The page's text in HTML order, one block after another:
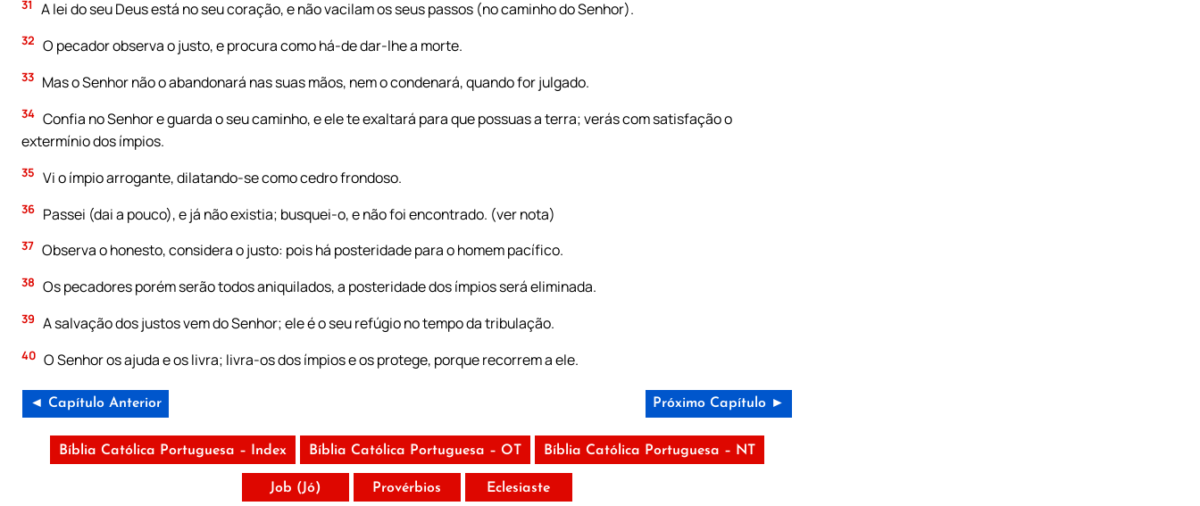
31 A lei do seu Deus está no seu coração, e não vacilam os seus passos (no caminho do Senhor).
32 O pecador observa o justo, e procura como há-de dar-lhe a morte.
33 Mas o Senhor não o abandonará nas suas mãos, nem o condenará, quando for julgado.
34 Confia no Senhor e guarda o seu caminho, e ele te exaltará para que possuas a terra; verás com satisfação o
extermínio dos ímpios.
35 Vi o ímpio arrogante, dilatando-se como cedro frondoso.
36 Passei (dai a pouco), e já não existia; busquei-o, e não foi encontrado. (ver nota)
37 Observa o honesto, considera o justo: pois há posteridade para o homem pacífico.
38 Os pecadores porém serão todos aniquilados, a posteridade dos ímpios será eliminada.
39 A salvação dos justos vem do Senhor; ele é o seu refúgio no tempo da tribulação.
40 O Senhor os ajuda e os livra; livra-os dos ímpios e os protege, porque recorrem a ele.
◄ Capítulo Anterior Próximo Capítulo ►
Bíblia Católica Portuguesa – Index Bíblia Católica Portuguesa – OT Bíblia Católica Portuguesa – NT
Job (Jó) Provérbios Eclesiaste